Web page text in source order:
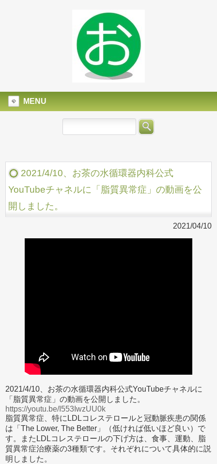
MENU
2021/4/10、お茶の水循環器内科公式
YouTubeチャネルに「脂質異常症」の動画を公
開しました。
2021/04/10
2021/4/10、お茶の水循環器内科公式YouTubeチャネルに
「脂質異常症」の動画を公開しました。
https://youtu.be/I553IwzUU0k
脂質異常症、特にLDLコレステロールと冠動脈疾患の関係
は「The Lower, The Better」（低ければ低いほど良い）で
す。またLDLコレステロールの下げ方は、食事、運動、脂
質異常症治療薬の3種類です。それぞれについて具体的に説
明しました。